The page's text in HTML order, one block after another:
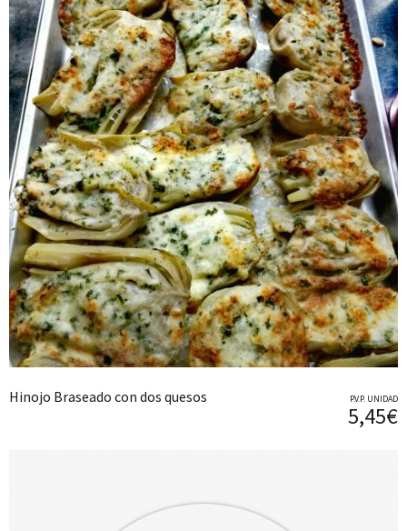
Hinojo Braseado con dos quesos P.V.P. UNIDAD
5,45€